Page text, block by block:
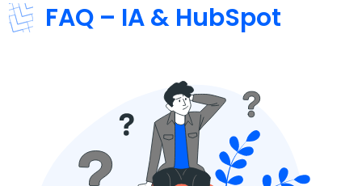
FAQ – IA & HubSpot